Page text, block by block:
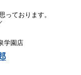
っております。
学園店